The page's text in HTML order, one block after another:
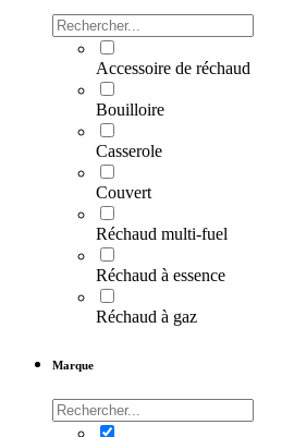
Accessoire de réchaud
Bouilloire
Casserole
Couvert
Réchaud multi-fuel
Réchaud à essence
Réchaud à gaz
Marque